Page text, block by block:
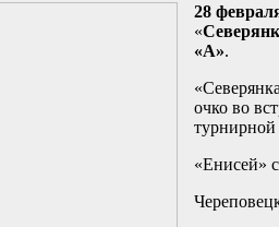
28
«
«А».
очко во
турнирной
«Енисей»